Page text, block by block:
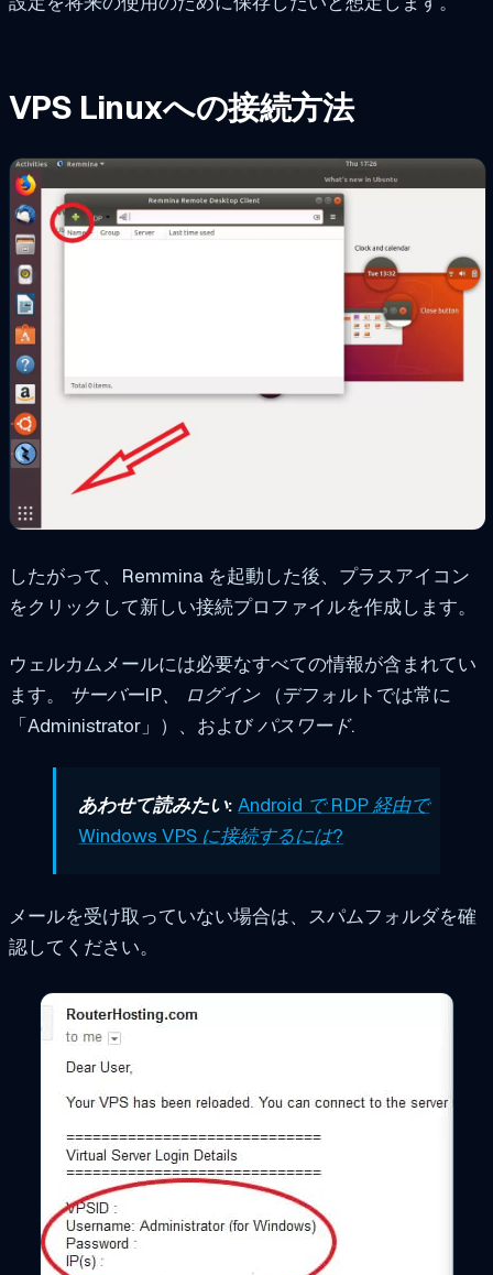
VPS Linuxへの接続方法
したがって、Remmina を起動した後、プラスアイコン
をクリックして新しい接続プロファイルを作成します。
ウェルカムメールには必要なすべての情報が含まれてい
ます。 サーバーIP、 ログイン（デフォルトでは常に
「Administrator」）、およびパスワード.
あわせて読みたい: Android で RDP 経由で
Windows VPS に接続するには?
メールを受け取っていない場合は、スパムフォルダを確
認してください。